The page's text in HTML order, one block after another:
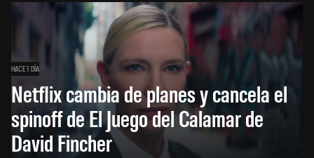
HACE 1 DÍA
Netflix cambia de planes y cancela el
spinoff de El Juego del Calamar de
David Fincher